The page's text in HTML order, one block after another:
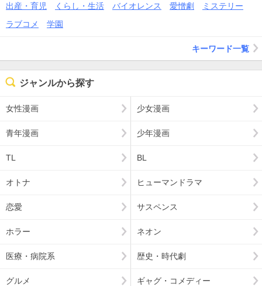
出産・育児 くらし・生活 バイオレンス 愛憎劇
ミステリー
ラブコメ
学園
キーワード一覧
ジャンルから探す
女性漫画 少女漫画
青年漫画 少年漫画
TL BL
オトナ ヒューマンドラマ
恋愛 サスペンス
ホラー ネオン
医療・病院系 歴史・時代劇
グルメ ギャグ・コメディー